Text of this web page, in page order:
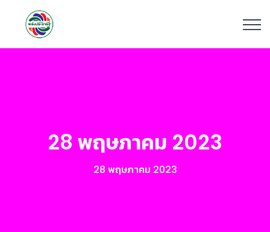
28 พฤษภาคม 2023
28 พฤษภาคม 2023